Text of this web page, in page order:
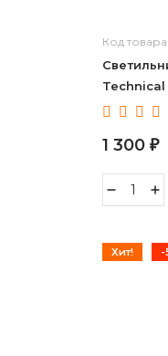
Код товара:
Technical
1 300 ₽
Хит! -